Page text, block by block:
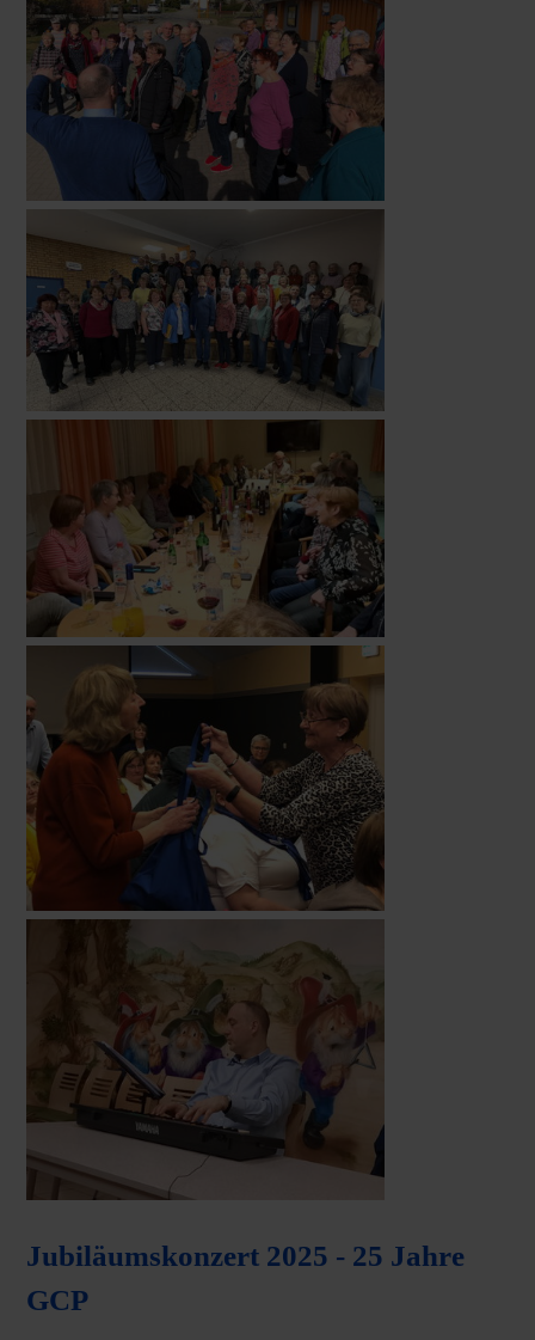
Jubiläumskonzert 2025 - 25 Jahre
GCP